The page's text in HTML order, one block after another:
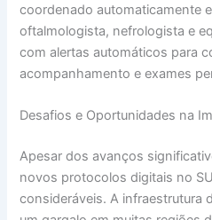
coordenado automaticamente
oftalmologista, nefrologista e
com alertas automáticos para
acompanhamento e exames
Desafios e Oportunidades na
Apesar dos avanços
novos protocolos digitais no
consideráveis. A infraestrutura